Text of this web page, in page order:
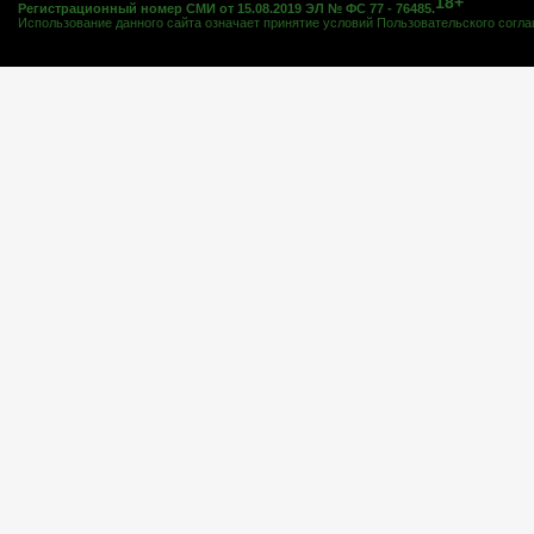
Регистрационный номер СМИ от 15.08.2019 ЭЛ № ФС 77 - 76485.
Использование данного сайта означает принятие условий Пользовательского